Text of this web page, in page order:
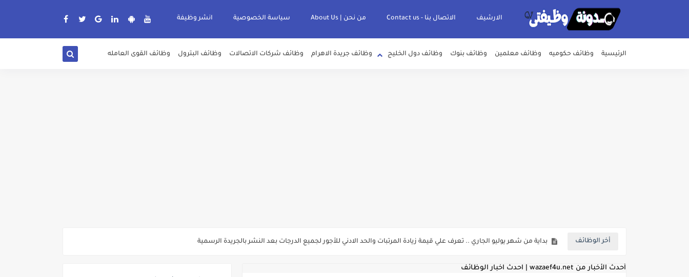
الارشيف الاتصال بنا - Contact us من نحن | About Us سياسة الخصوصية انشر وظيفة
الرئيسية وظائف حكوميه وظائف معلمين وظائف بنوك وظائف دول الخليج وظائف جريدة الاهرام وظائف شركات الاتصالات وظائف البترول وظائف القوى العامله
أخر الوظائف للمؤهلات العليا ..اعلان وظائف وزارة التنمية المحلية " اخصائي تخطيط - مهندس - اخصائي حاسبات - باحث قانوني " والتقديم الكتروني بتاريخ 15-7-2026
للعمل كضباط متخصصين ..وزارة الدفاع تعلن عن فتح باب التقديم للمؤهلات العليا خريجي الكليات الطبيه / علوم / هندسة / تجارة / حقوق / زراعة / تربية / اداب / خدمة اجتماعية
أحدث الأخبار من wazaef4u.net | احدث اخبار الوظائف